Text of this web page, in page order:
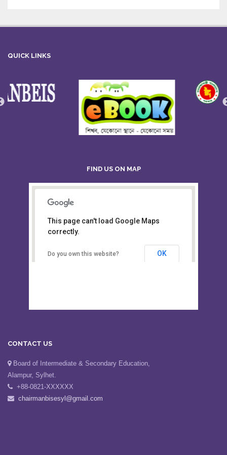
QUICK LINKS
Board of Intermediate &
Secondary Education, Alampur,
Sylhet
This page can't load Google Maps
Board of Intermediate & Secondary Education,
Alampur, Sylhet.
+88-0821-XXXXXX